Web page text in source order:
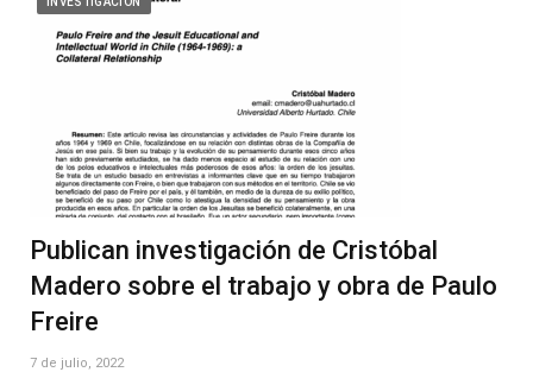
Publican investigación de Cristóbal
Madero sobre el trabajo y obra de Paulo
Freire
7 de julio, 2022